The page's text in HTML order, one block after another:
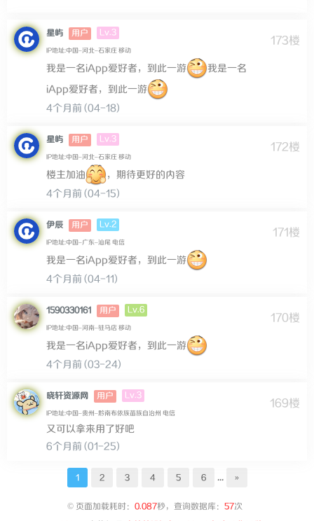
173楼
星屿 用户 Lv.3
IP地址:中国–河北–石家庄 移动
我是一名iApp爱好者，到此一游
我是一名
iApp爱好者，到此一游
4个月前 (04-18)
172楼
星屿 用户 Lv.3
IP地址:中国–河北–石家庄 移动
楼主加油
，期待更好的内容
4个月前 (04-15)
171楼
伊辰 用户 Lv.2
IP地址:中国–广东–汕尾 电信
我是一名iApp爱好者，到此一游
4个月前 (04-11)
170楼
1590330161 用户 Lv.6
IP地址:中国–河南–驻马店 移动
我是一名iApp爱好者，到此一游
4个月前 (03-24)
169楼
晓轩资源网 用户 Lv.3
IP地址:中国–贵州–黔南布依族苗族自治州 电信
又可以拿来用了好吧
6个月前 (01-25)
1 2 3 4 5 6 ... »
© 页面加载耗时： 0.087秒，查询数据库： 57次